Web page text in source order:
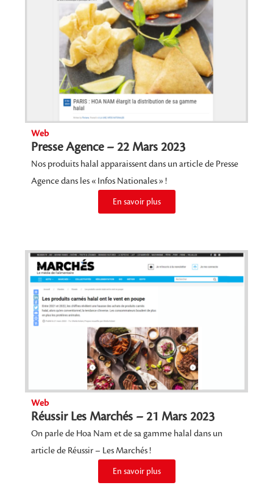
Web
Presse Agence – 22 Mars 2023
Nos produits halal apparaissent dans un article de Presse
Agence dans les « Infos Nationales » !
En savoir plus
Web
Réussir Les Marchés – 21 Mars 2023
On parle de Hoa Nam et de sa gamme halal dans un
article de Réussir – Les Marchés !
En savoir plus